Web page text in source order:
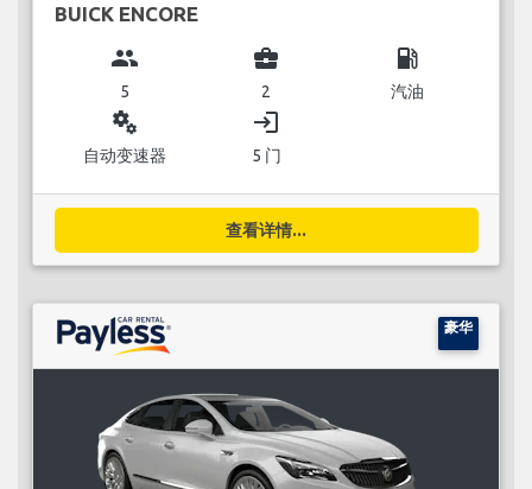
BUICK ENCORE
group
5
business_center
2
local_gas_station
汽油
miscellaneous_services
自动变速器
login
5 门
查看详情...
豪华